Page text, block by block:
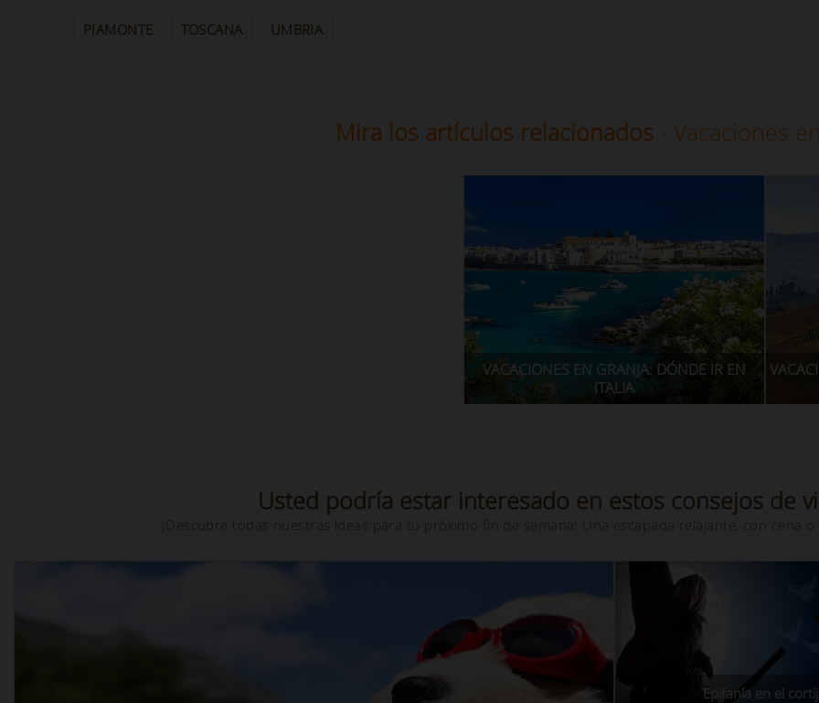
PIAMONTE TOSCANA UMBRIA
Mira los artículos relacionados - Vacaciones
VACACIONES EN GRANJA: DÓNDE IR EN
ITALIA
Usted podría estar interesado en estos consejos de
¡Descubre todas nuestras ideas para tu próximo fin de semana! Una escapada relajante, con cena o
Epifanía en el